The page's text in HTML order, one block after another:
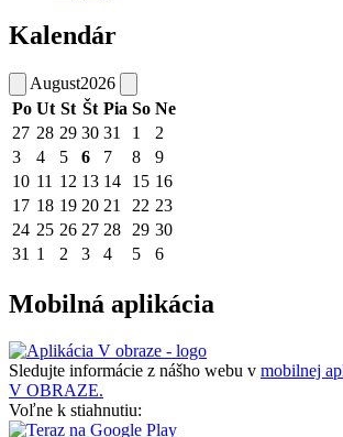
Kalendár
August2026
Po Ut St Št Pia So Ne
27 28 29 30 31 1
2
3
4 5 6 7 8
9
10 11 12 13 14 15 16
17 18 19 20 21 22 23
24 25 26 27 28 29 30
31 1 2 3 4 5 6
Mobilná aplikácia
Sledujte informácie z nášho webu v mobilnej
V OBRAZE.
Voľne k stiahnutiu: